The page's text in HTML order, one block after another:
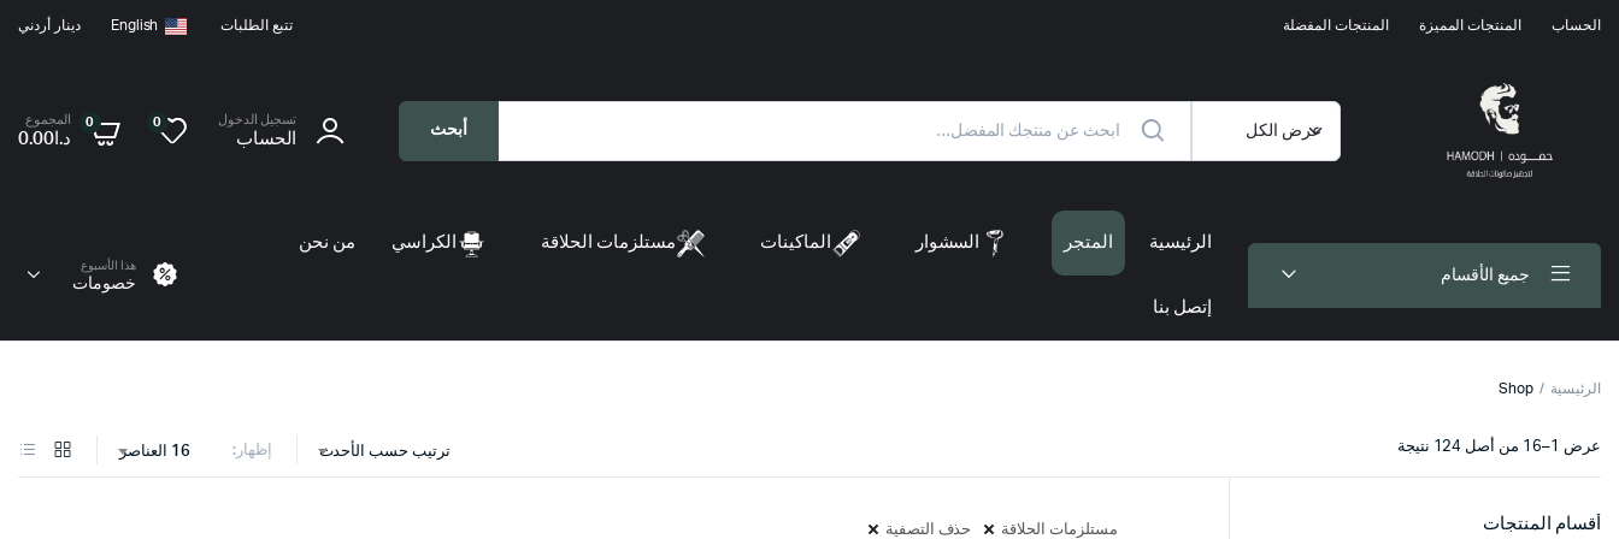
الحساب المنتجات المميزة المنتجات المفضلة تتبع الطلبات English دينار أردني
أبحث
تسجيل الدخول
الحساب
0
0 المجموع
د.ا0.00
جميع الأقسام
الرئيسية المتجر السشوار الماكينات مستلزمات الحلاقة الكراسي من نحن
إتصل بنا
هذا الأسبوع
خصومات
الرئيسية Shop
ترتيب حسب الأحدث إظهار: 16 العناصر عرض 1–16 من أصل 124 نتيجة
حذف التصفية
مستلزمات الحلاقة أقسام المنتجات